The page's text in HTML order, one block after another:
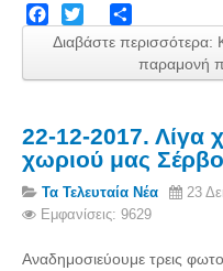
Facebook
TwitterShare
Διαβάστε
παραμονή
22-12-2017. Λίγα
χωριού μας
Τα Τελευταία Νέα
23
Εμφανίσεις: 9629
Αναδημοσιεύουμε τρεις